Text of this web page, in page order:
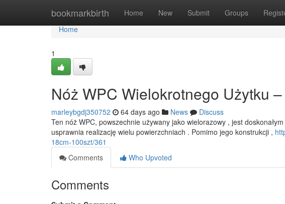
bookmarkbirth Home New Submit Groups
Home
Home
1
Nóż WPC Wielokrotnego Użytku
marleybgdj350752 64 days ago News
Discuss
Ten nóż WPC, powszechnie używany jako wielorazowy , jest
usprawnia realizację wielu powierzchniach . Pomimo jego konstrukcji ,
18cm-100szt/361
Comments
Who Upvoted
Comments